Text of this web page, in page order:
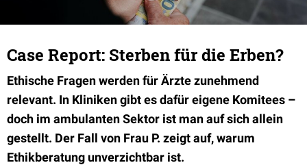
Case Report: Sterben für die Erben?
Ethische Fragen werden für Ärzte zunehmend
relevant. In Kliniken gibt es dafür eigene Komitees –
doch im ambulanten Sektor ist man auf sich allein
gestellt. Der Fall von Frau P. zeigt auf, warum
Ethikberatung unverzichtbar ist.